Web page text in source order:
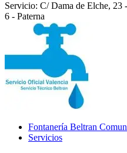
Servicio: C/ Dama de Elche, 23
6 - Paterna
Fontanería Beltran
Servicios